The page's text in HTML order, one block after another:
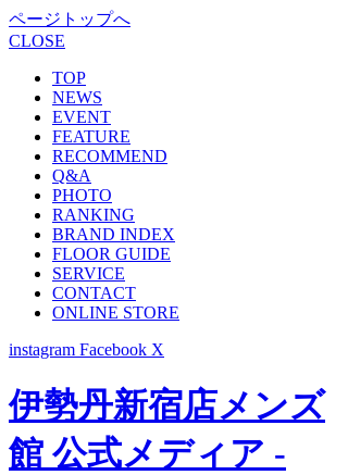
ページトップへ
CLOSE
TOP
NEWS
EVENT
FEATURE
RECOMMEND
Q&A
PHOTO
RANKING
BRAND INDEX
FLOOR GUIDE
SERVICE
CONTACT
ONLINE STORE
instagram Facebook X
伊勢丹新宿店メンズ
館 公式メディア -